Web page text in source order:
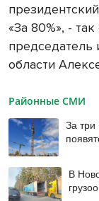
«За 80%», -
председатель
области
Районные СМИ
За три
В